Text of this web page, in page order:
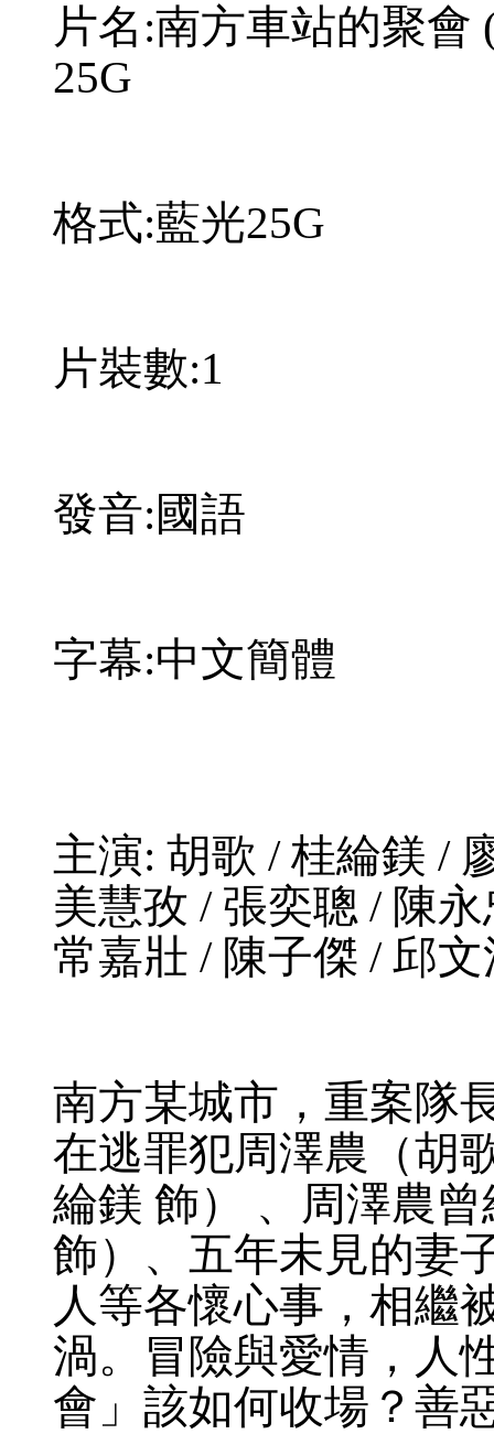
片名:南方車站的聚會
25G
格式:藍光25G
片裝數:1
發音:國語
字幕:中文簡體
主演: 胡歌 / 桂綸鎂 /
美慧孜 / 張奕聰 / 陳
常嘉壯 / 陳子傑 / 邱
南方某城市，重案隊
在逃罪犯周澤農（胡
綸鎂 飾） 、周澤農
飾）、五年未見的妻
人等各懷心事，相繼
渦。冒險與愛情，人
會」該如何收場？